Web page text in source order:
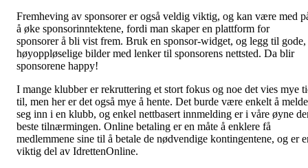
Fremheving av sponsorer er også veldig viktig, og kan være med
å øke sponsorinntektene, fordi man skaper en plattform for
sponsorer å bli vist frem. Bruk en sponsor-widget, og legg til gode,
høyoppløselige bilder med lenker til sponsorens nettsted. Da blir
sponsorene happy!
I mange klubber er rekruttering et stort fokus og noe det vies mye
til, men her er det også mye å hente. Det burde være enkelt å melde
seg inn i en klubb, og enkel nettbasert innmelding er i våre øyne
beste tilnærmingen. Online betaling er en måte å enklere få
medlemmene sine til å betale de nødvendige kontingentene, og er
viktig del av IdrettenOnline.